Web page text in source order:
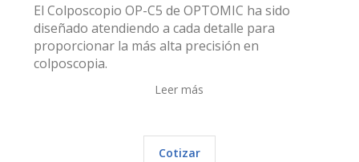
El Colposcopio OP-C5 de OPTOMIC ha sido
diseñado atendiendo a cada detalle para
proporcionar la más alta precisión en
colposcopia.
Leer más
Cotizar